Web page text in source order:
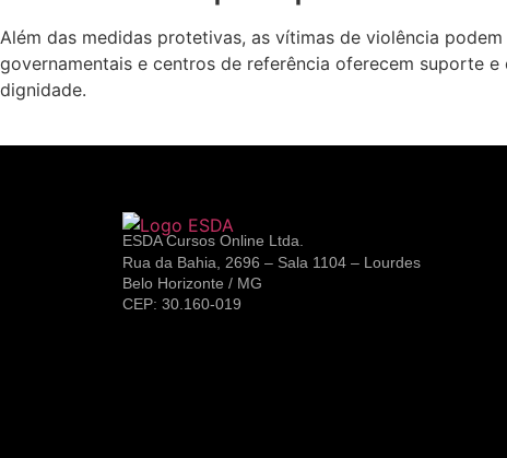
Além das medidas protetivas, as vítimas de violência
governamentais e centros de referência oferecem suporte
dignidade.
ESDA Cursos Online Ltda.
Rua da Bahia, 2696 – Sala 1104 – Lourdes
Belo Horizonte / MG
CEP: 30.160-019